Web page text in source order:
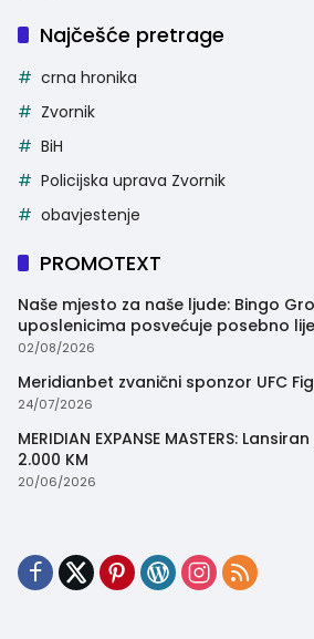
Najčešće pretrage
crna hronika
Zvornik
BiH
Policijska uprava Zvornik
obavjestenje
PROMOTEXT
Naše mjesto za naše ljude: Bingo
uposlenicima posvećuje posebno
trenutak
02/08/2026
Meridianbet zvanični sponzor UFC
24/07/2026
MERIDIAN EXPANSE MASTERS:
2.000 KM
20/06/2026